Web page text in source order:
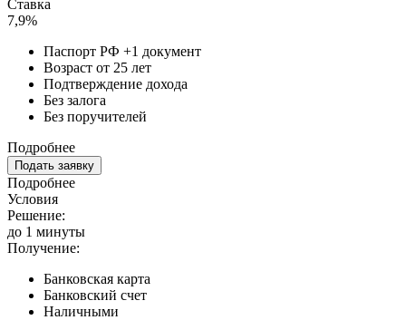
Ставка
7,9%
Паспорт РФ +1 документ
Возраст от 25 лет
Подтверждение дохода
Без залога
Без поручителей
Подробнее
Подать заявку
Подробнее
Условия
Решение:
до 1 минуты
Получение:
Банковская карта
Банковский счет
Наличными